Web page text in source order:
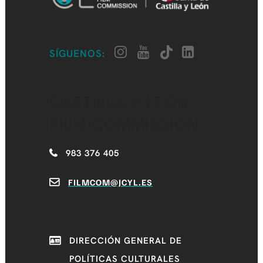
SÍGUENOS:
983 376 405
FILMCOM@JCYL.ES
DIRECCIÓN GENERAL DE
POLÍTICAS CULTURALES